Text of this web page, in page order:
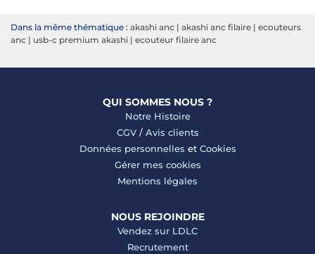
Dans la même thématique : akashi anc | akashi anc filaire | ecouteurs
anc | usb-c premium akashi | ecouteur filaire anc
QUI SOMMES NOUS ?
Notre Histoire
CGV/ Avis clients
Données personnelles et Cookies
Gérer mes cookies
Mentions légales
NOUS REJOINDRE
Vendez sur LDLC
Recrutement